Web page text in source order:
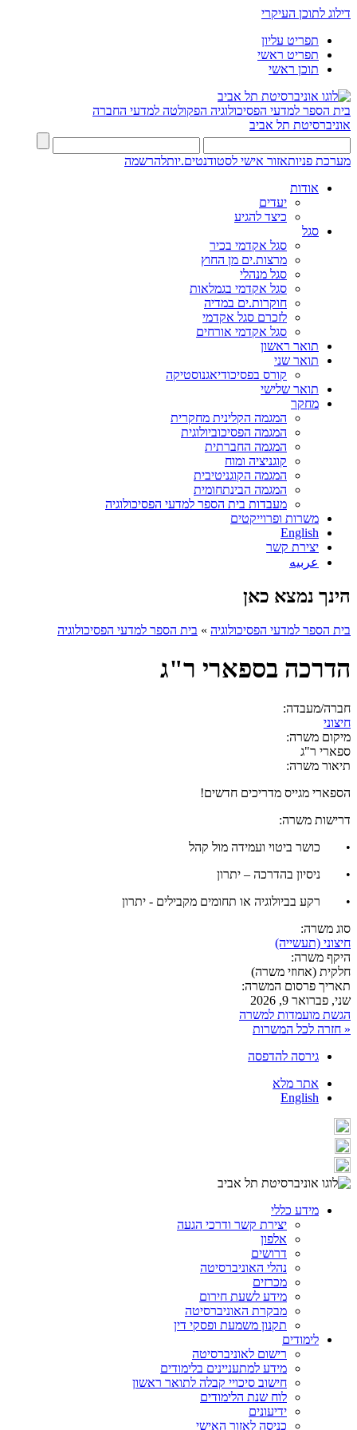
דילוג לתוכן העיקרי
תפריט עליון
תפריט ראשי
תוכן ראשי
בית הספר למדעי הפסיכולוגיה הפקולטה למדעי החברה
אוניברסיטת תל אביב
מערכת פניותאזור אישי לסטודנטים.יותלהרשמה
אודות
יעדים
כיצד להגיע
סגל
סגל אקדמי בכיר
מרצות.ים מן החוץ
סגל מנהלי
סגל אקדמי בגמלאות
חוקרות.ים במדיה
לזכרם סגל אקדמי
סגל אקדמי אורחים
תואר ראשון
תואר שני
קורס בפסיכודיאגנוסטיקה
תואר שלישי
מחקר
המגמה הקלינית מחקרית
המגמה הפסיכוביולוגית
המגמה החברתית
קוגניציה ומוח
המגמה הקוגניטיבית
המגמה הבינתחומית
מעבדות בית הספר למדעי הפסיכולוגיה
משרות ופרוייקטים
English
יצירת קשר
عربيه
הינך נמצא כאן
בית הספר למדעי הפסיכולוגיה » בית הספר למדעי הפסיכולוגיה
הדרכה בספארי ר"ג
חברה/מעבדה:
חיצוני
מיקום משרה:
ספארי ר"ג
תיאור משרה:
הספארי מגייס מדריכים חדשים!
דרישות משרה:
• כושר ביטוי ועמידה מול קהל
• ניסיון בהדרכה – יתרון
• רקע בביולוגיה או תחומים מקבילים - יתרון
סוג משרה:
חיצוני (תעשייה)
היקף משרה:
חלקית (אחוזי משרה)
תאריך פרסום המשרה:
שני, פברואר 9, 2026
הגשת מועמדות למשרה
« חזרה לכל המשרות
גירסה להדפסה
אתר מלא
English
מידע כללי
יצירת קשר ודרכי הגעה
אלפון
דרושים
נהלי האוניברסיטה
מכרזים
מידע לשעת חירום
מבקרת האוניברסיטה
תקנון משמעת ופסקי דין
לימודים
רישום לאוניברסיטה
מידע למתעניינים בלימודים
חישוב סיכויי קבלה לתואר ראשון
לוח שנת הלימודים
ידיעונים
כניסה לאזור האישי